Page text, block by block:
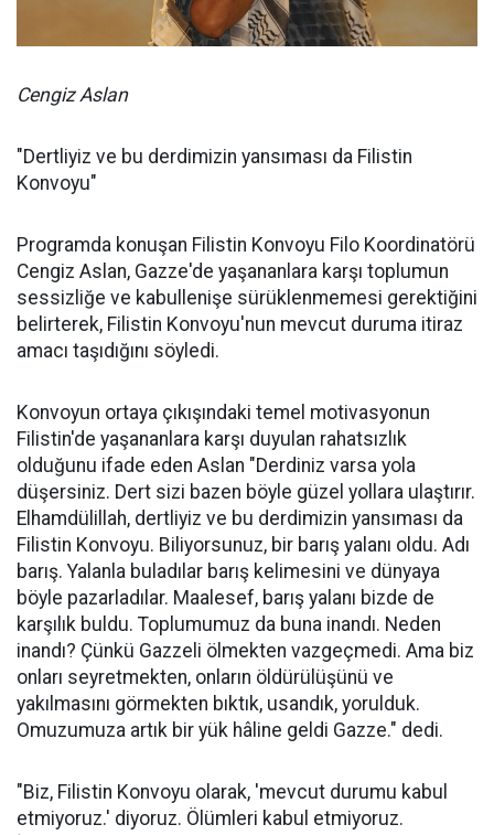
Cengiz Aslan
"Dertliyiz ve bu derdimizin yansıması da Filistin
Konvoyu"
Programda konuşan Filistin Konvoyu Filo Koordinatörü
Cengiz Aslan, Gazze'de yaşananlara karşı toplumun
sessizliğe ve kabullenişe sürüklenmemesi gerektiğini
belirterek, Filistin Konvoyu'nun mevcut duruma itiraz
amacı taşıdığını söyledi.
Konvoyun ortaya çıkışındaki temel motivasyonun
Filistin'de yaşananlara karşı duyulan rahatsızlık
olduğunu ifade eden Aslan "Derdiniz varsa yola
düşersiniz. Dert sizi bazen böyle güzel yollara ulaştırır.
Elhamdülillah, dertliyiz ve bu derdimizin yansıması da
Filistin Konvoyu. Biliyorsunuz, bir barış yalanı oldu. Adı
barış. Yalanla buladılar barış kelimesini ve dünyaya
böyle pazarladılar. Maalesef, barış yalanı bizde de
karşılık buldu. Toplumumuz da buna inandı. Neden
inandı? Çünkü Gazzeli ölmekten vazgeçmedi. Ama biz
onları seyretmekten, onların öldürülüşünü ve
yakılmasını görmekten bıktık, usandık, yorulduk.
Omuzumuza artık bir yük hâline geldi Gazze." dedi.
"Biz, Filistin Konvoyu olarak, 'mevcut durumu kabul
etmiyoruz.' diyoruz. Ölümleri kabul etmiyoruz.